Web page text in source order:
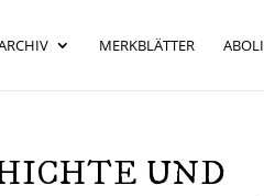
MERKBLÄTTER
UND